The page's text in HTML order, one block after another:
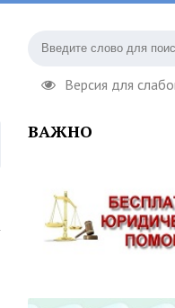
Версия для
ВАЖНО